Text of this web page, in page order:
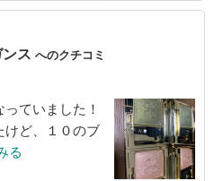
ス へのクチコミ
ていました！
けど、１０のブ
る